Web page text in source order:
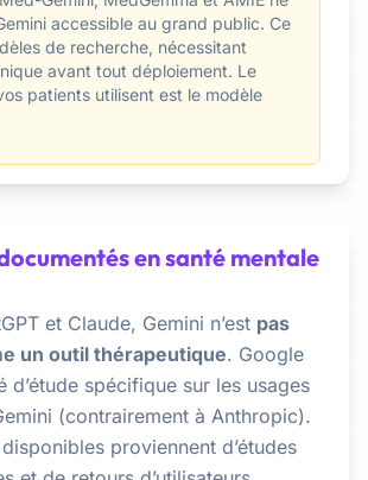
accessible au grand public. Ce
de recherche, nécessitant
avant tout déploiement. Le
patients utilisent est le modèle
en santé mentale
et Claude, Gemini n’est pas
un outil thérapeutique. Google
d’étude spécifique sur les usages
(contrairement à Anthropic).
proviennent d’études